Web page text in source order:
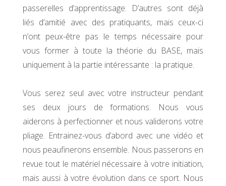
passerelles d’apprentissage. D’autres sont déjà
liés d’amitié avec des pratiquants, mais ceux-ci
n’ont peux-être pas le temps nécessaire pour
vous former à toute la théorie du BASE, mais
uniquement à la partie intéressante : la pratique.
Vous serez seul avec votre instructeur pendant
ses deux jours de formations. Nous vous
aiderons à perfectionner et nous validerons votre
pliage. Entrainez-vous d’abord avec une vidéo et
nous peaufinerons ensemble. Nous passerons en
revue tout le matériel nécessaire à votre initiation,
mais aussi à votre évolution dans ce sport. Nous